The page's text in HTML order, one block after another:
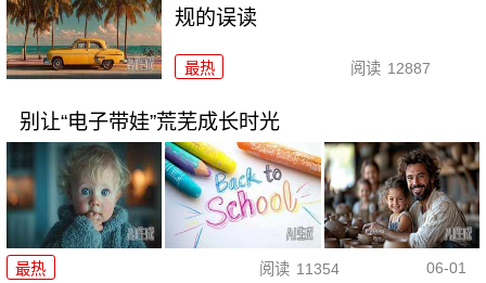
规的误读
最热 阅读 12887
别让“电子带娃”荒芜成长时光
最热 阅读 11354 06-01